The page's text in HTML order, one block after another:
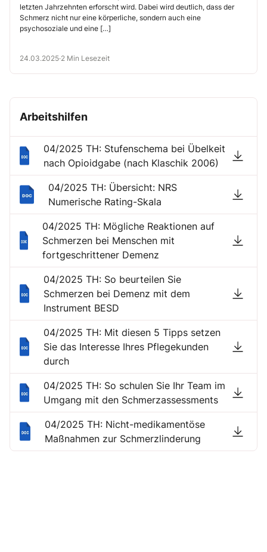
letzten Jahrzehnten erforscht wird. Dabei wird deutlich, dass der
Schmerz nicht nur eine körperliche, sondern auch eine
psychosoziale und eine […]
24.03.2025·2 Min Lesezeit
Arbeitshilfen
04/2025 TH: Stufenschema bei Übelkeit
nach Opioidgabe (nach Klaschik 2006)
04/2025 TH: Übersicht: NRS
Numerische Rating-Skala
04/2025 TH: Mögliche Reaktionen auf
Schmerzen bei Menschen mit
fortgeschrittener Demenz
04/2025 TH: So beurteilen Sie
Schmerzen bei Demenz mit dem
Instrument BESD
04/2025 TH: Mit diesen 5 Tipps setzen
Sie das Interesse Ihres Pflegekunden
durch
04/2025 TH: So schulen Sie Ihr Team im
Umgang mit den Schmerzassessments
04/2025 TH: Nicht-medikamentöse
Maßnahmen zur Schmerzlinderung